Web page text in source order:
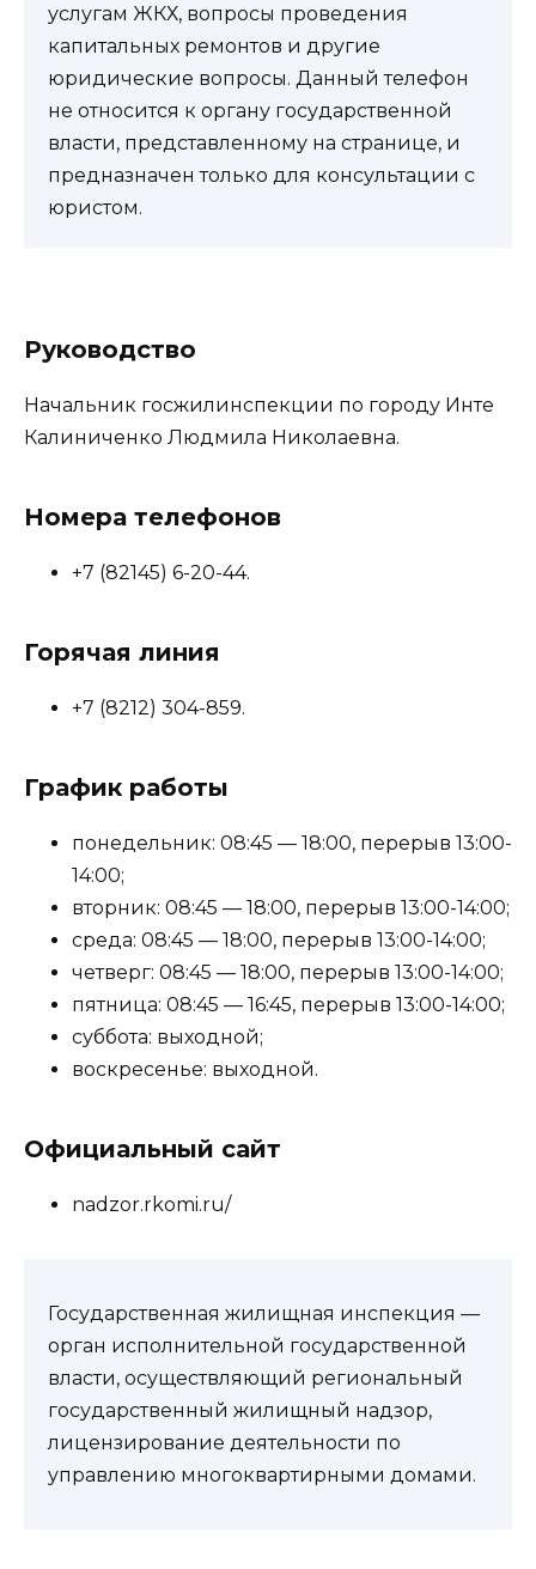
услугам ЖКХ, вопросы проведения
капитальных ремонтов и другие
юридические вопросы. Данный телефон
не относится к органу государственной
власти, представленному на странице, и
предназначен только для консультации с
юристом.
Руководство
Начальник госжилинспекции по городу Инте
Калиниченко Людмила Николаевна.
Номера телефонов
+7 (82145) 6-20-44.
Горячая линия
+7 (8212) 304-859.
График работы
понедельник: 08:45 — 18:00, перерыв 13:00-
14:00;
вторник: 08:45 — 18:00, перерыв 13:00-14:00;
среда: 08:45 — 18:00, перерыв 13:00-14:00;
четверг: 08:45 — 18:00, перерыв 13:00-14:00;
пятница: 08:45 — 16:45, перерыв 13:00-14:00;
суббота: выходной;
воскресенье: выходной.
Официальный сайт
nadzor.rkomi.ru/
Государственная жилищная инспекция —
орган исполнительной государственной
власти, осуществляющий региональный
государственный жилищный надзор,
лицензирование деятельности по
управлению многоквартирными домами.